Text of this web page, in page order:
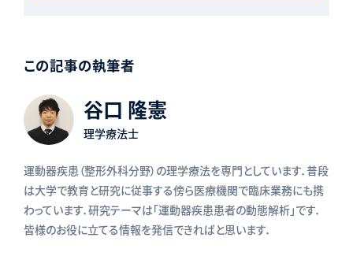
この記事の執筆者
谷口 隆憲
理学療法士
運動器疾患（整形外科分野）の理学療法を専門としています．普段
は大学で教育と研究に従事する傍ら医療機関で臨床業務にも携
わっています．研究テーマは「運動器疾患患者の動態解析」です．
皆様のお役に立てる情報を発信できればと思います．